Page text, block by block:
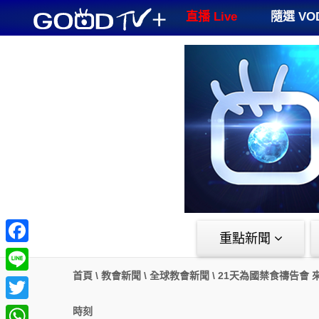
GOODTV+ 直播 Live 隨選
重點新聞
首頁 \ 教會新聞 \ 全球教會新聞 \ 21天為國禁食禱告會
時刻
Facebook
Line
Twitter